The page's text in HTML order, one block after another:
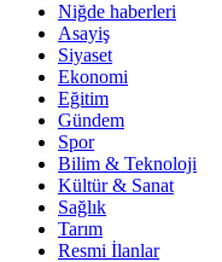
Niğde haberleri
Asayiş
Siyaset
Ekonomi
Eğitim
Gündem
Spor
Bilim & Teknoloji
Kültür & Sanat
Sağlık
Tarım
Resmi İlanlar